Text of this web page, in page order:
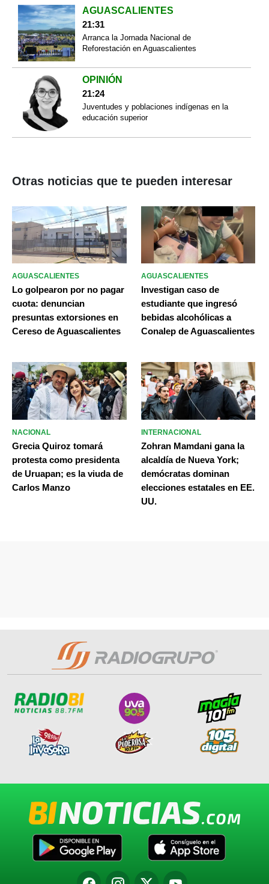
AGUASCALIENTES
21:31
Arranca la Jornada Nacional de
Reforestación en Aguascalientes
OPINIÓN
21:24
Juventudes y poblaciones indígenas en la
educación superior
Otras noticias que te pueden interesar
AGUASCALIENTES
Lo golpearon por no pagar
cuota: denuncian
presuntas extorsiones en
Cereso de Aguascalientes
AGUASCALIENTES
Investigan caso de
estudiante que ingresó
bebidas alcohólicas a
Conalep de Aguascalientes
NACIONAL
Grecia Quiroz tomará
protesta como presidenta
de Uruapan; es la viuda de
Carlos Manzo
INTERNACIONAL
Zohran Mamdani gana la
alcaldía de Nueva York;
demócratas dominan
elecciones estatales en EE.
UU.